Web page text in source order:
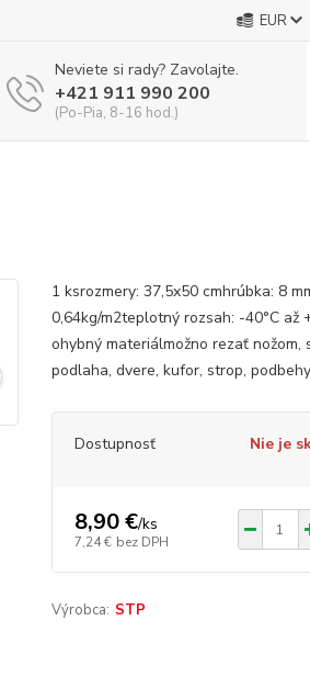
EUR
Neviete si rady? Zavolajte.
+421 911 990 200
(Po-Pia, 8-16 hod.)
1 ksrozmery: 37,5x50 cmhrúbka: 8
0,64kg/m2teplotný rozsah: -40°C až
ohybný materiálmožno rezať nožom,
podlaha, dvere, kufor, strop,
Dostupnosť Nie je
8,90 €/ks
7,24 € bez DPH
Výrobca: STP